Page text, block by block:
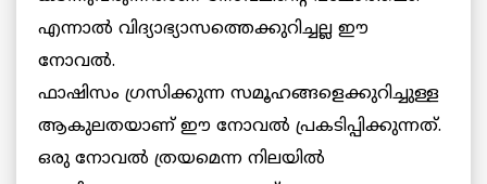
എന്നാൽ വിദ്യാഭ്യാസത്തെക്കുറിച്ചല്ല ഈ
നോവൽ.
ഫാഷിസം ഗ്രസിക്കുന്ന സമൂഹങ്ങളെക്കുറിച്ചുള്ള
ആകുലതയാണ് ഈ നോവൽ പ്രകടിപ്പിക്കുന്നത്.
ഒരു നോവൽ ത്രയമെന്ന നിലയിൽ